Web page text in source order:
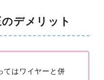
デメリット
てはワイヤーと併